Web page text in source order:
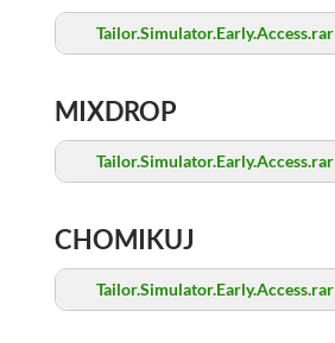
Tailor.Simulator.Early.Access.rar
MIXDROP
Tailor.Simulator.Early.Access.rar
CHOMIKUJ
Tailor.Simulator.Early.Access.rar